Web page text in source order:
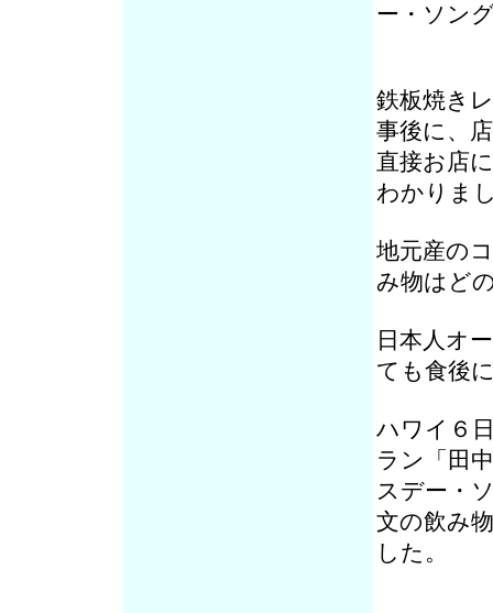
ー・ソン
鉄板焼き
事後に、
直接お店
わかりま
地元産の
み物はど
日本人オ
ても食後
ハワイ６
ラン「田
スデー・
文の飲み
した。